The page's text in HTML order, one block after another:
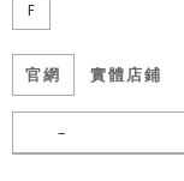
F
官網 實體店鋪